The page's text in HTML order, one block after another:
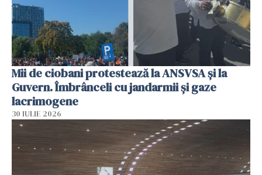
Mii de ciobani protestează la ANSVSA și la
Guvern. Îmbrânceli cu jandarmii și gaze
lacrimogene
30 IULIE 2026